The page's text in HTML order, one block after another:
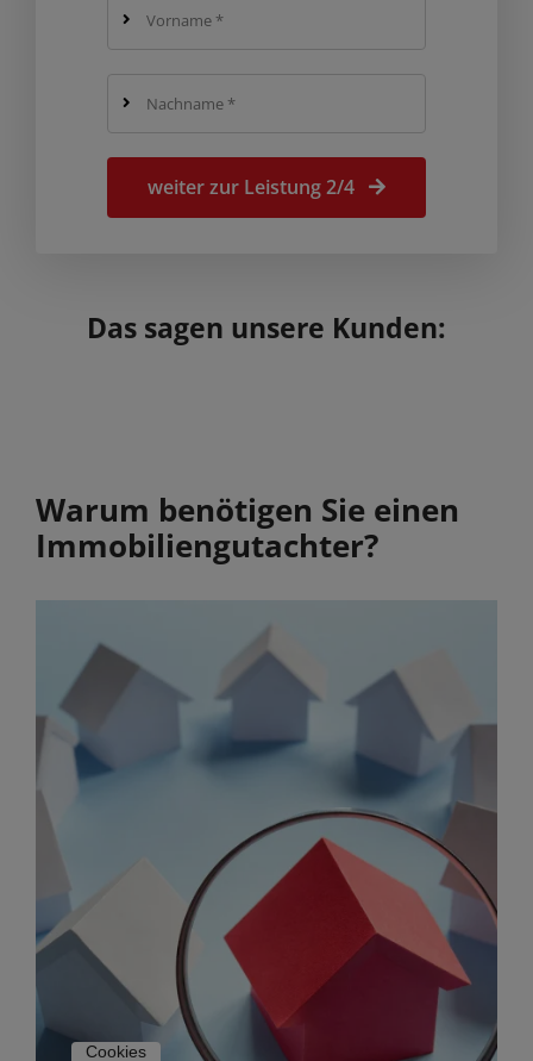
Das sagen unsere Kunden:
weiter zur Leistung 2/4
Warum benötigen Sie einen
Immobilien­gutachter?
Cookies